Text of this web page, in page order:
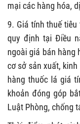
mại các hàng hóa,
9. Giá tính thuế
quy định tại Điều
ngoài giá bán hàng
cơ sở sản xuất,
hàng thuốc lá giá
khoản đóng góp
Luật Phòng, chống